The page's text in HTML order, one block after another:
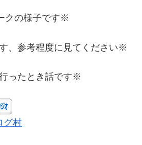
クの様子です※
、参考程度に見てください※
ったとき話です※
グ村